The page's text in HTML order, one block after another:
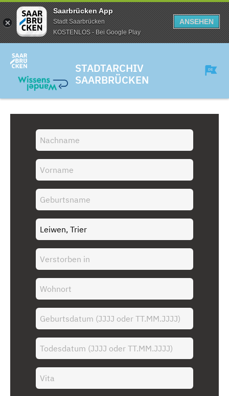
Saarbrücken App
Stadt Saarbrücken
KOSTENLOS - Bei Google Play
ANSEHEN
STADTARCHIV
SAARBRÜCKEN